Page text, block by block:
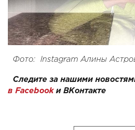
Фото: Instagram Алины
Следите за нашими
в Facebook и ВКонтакте